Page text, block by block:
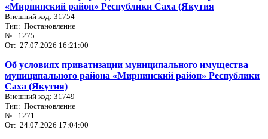
«Мирнинский район» Республики Саха (Якутия
Внешний код: 31754
Тип: Постановление
№: 1275
От: 27.07.2026 16:21:00
Об условиях приватизации муниципального имущества
муниципального района «Мирнинский район» Республики
Саха (Якутия)
Внешний код: 31749
Тип: Постановление
№: 1271
От: 24.07.2026 17:04:00